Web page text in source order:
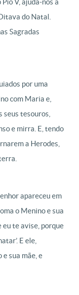
V, ajuda-nos a
do Natal.
Sagradas
por uma
com Maria e,
tesouros,
e mirra. E, tendo
a Herodes,
apareceu em
o Menino e sua
eu te avise, porque
E ele,
sua mãe, e